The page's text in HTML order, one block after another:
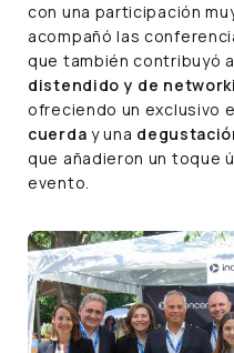
con una participación
acompañó las
que también contribuyó a
distendido y de
ofreciendo un exclusivo
cuerda y una
que añadieron un toque
evento.